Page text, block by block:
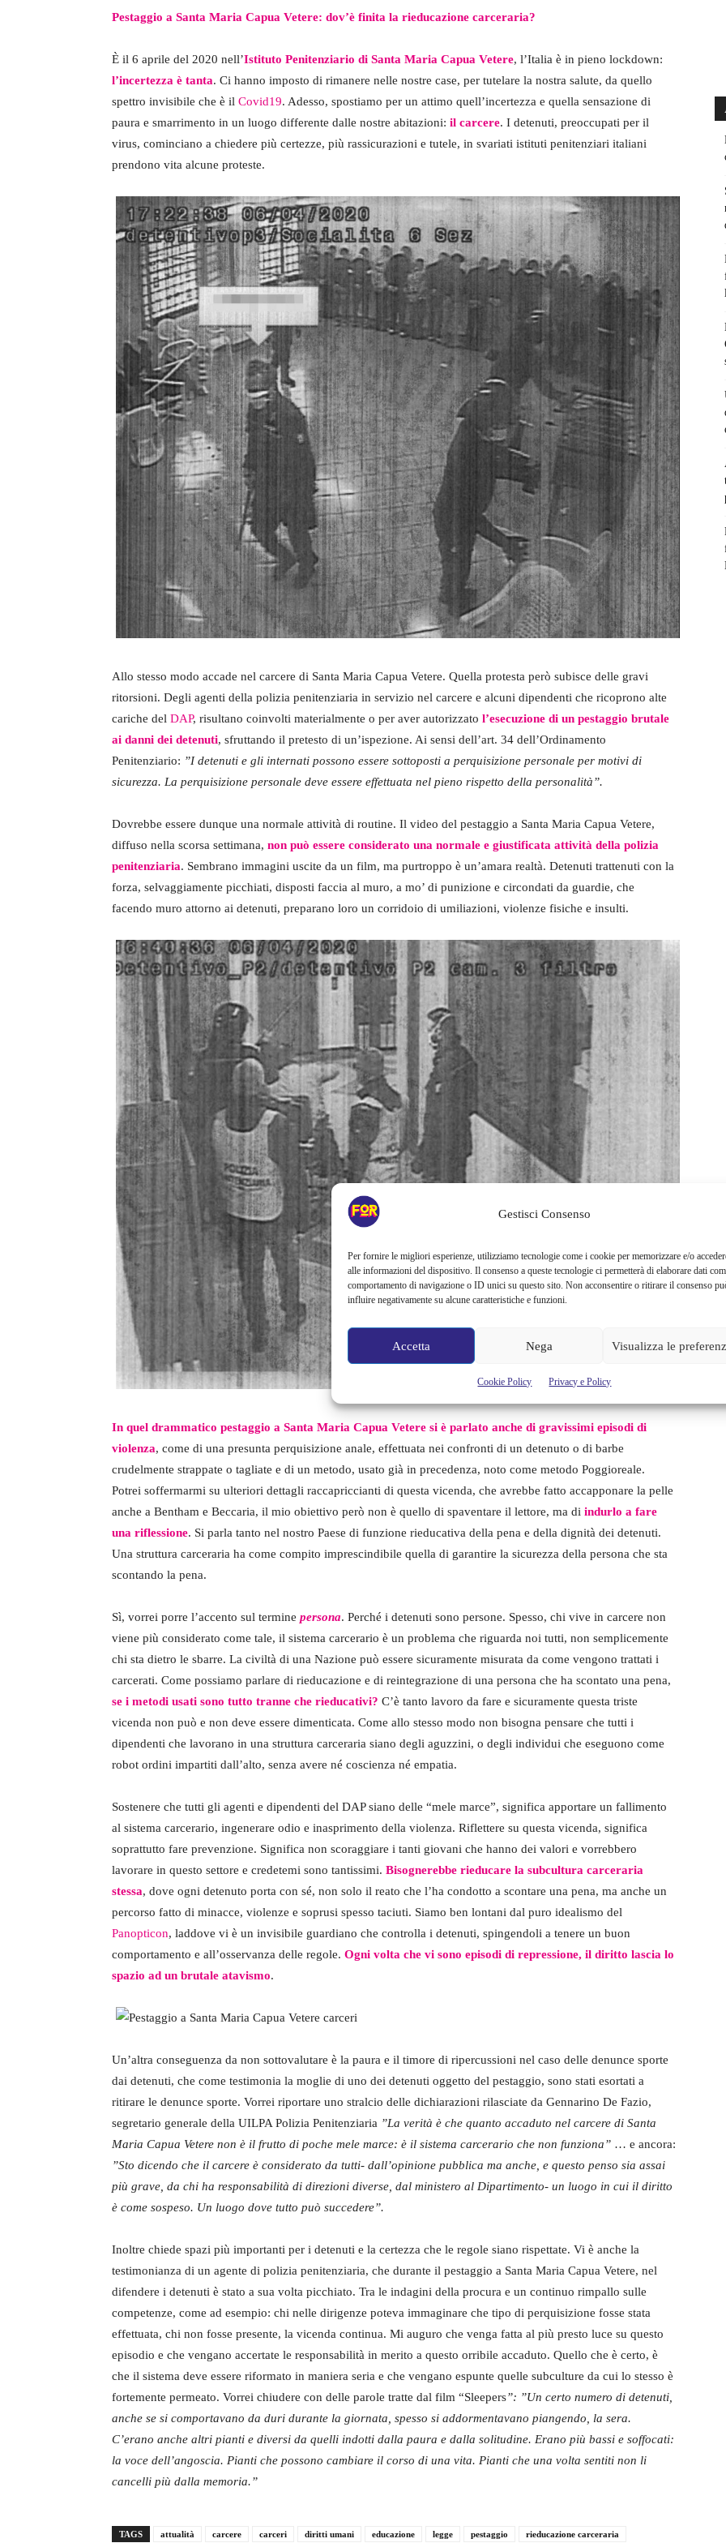
Gestisci Consenso
Per fornire le migliori esperienze, utilizziamo tecnologie come i cookie per memorizzare e/o
alle informazioni del dispositivo. Il consenso a queste tecnologie ci permetterà di elaborare dati
comportamento di navigazione o ID unici su questo sito. Non acconsentire o ritirare il consenso
influire negativamente su alcune caratteristiche e funzioni.
Accetta Nega Visualizza le
Cookie Policy Privacy e Policy
Pestaggio a Santa Maria Capua Vetere: dov’è finita la rieducazione carceraria?
È il 6 aprile del 2020 nell’Istituto Penitenziario di Santa Maria Capua Vetere, l’Italia è in pieno lockdown:
l’incertezza è tanta. Ci hanno imposto di rimanere nelle nostre case, per tutelare la nostra salute, da quello
spettro invisibile che è il Covid19. Adesso, spostiamo per un attimo quell’incertezza e quella sensazione di
paura e smarrimento in un luogo differente dalle nostre abitazioni: il carcere. I detenuti, preoccupati per il
virus, cominciano a chiedere più certezze, più rassicurazioni e tutele, in svariati istituti penitenziari italiani
prendono vita alcune proteste.
Allo stesso modo accade nel carcere di Santa Maria Capua Vetere. Quella protesta però subisce delle gravi
ritorsioni. Degli agenti della polizia penitenziaria in servizio nel carcere e alcuni dipendenti che ricoprono alte
cariche del DAP, risultano coinvolti materialmente o per aver autorizzato l’esecuzione di un pestaggio brutale
ai danni dei detenuti, sfruttando il pretesto di un’ispezione. Ai sensi dell’art. 34 dell’Ordinamento
Penitenziario: ”I detenuti e gli internati possono essere sottoposti a perquisizione personale per motivi di
sicurezza. La perquisizione personale deve essere effettuata nel pieno rispetto della personalità”.
Dovrebbe essere dunque una normale attività di routine. Il video del pestaggio a Santa Maria Capua Vetere,
diffuso nella scorsa settimana, non può essere considerato una normale e giustificata attività della polizia
penitenziaria. Sembrano immagini uscite da un film, ma purtroppo è un’amara realtà. Detenuti trattenuti con la
forza, selvaggiamente picchiati, disposti faccia al muro, a mo’ di punizione e circondati da guardie, che
facendo muro attorno ai detenuti, preparano loro un corridoio di umiliazioni, violenze fisiche e insulti.
In quel drammatico pestaggio a Santa Maria Capua Vetere si è parlato anche di gravissimi episodi di
violenza, come di una presunta perquisizione anale, effettuata nei confronti di un detenuto o di barbe
crudelmente strappate o tagliate e di un metodo, usato già in precedenza, noto come metodo Poggioreale.
Potrei soffermarmi su ulteriori dettagli raccapriccianti di questa vicenda, che avrebbe fatto accapponare la pelle
anche a Bentham e Beccaria, il mio obiettivo però non è quello di spaventare il lettore, ma di indurlo a fare
una riflessione. Si parla tanto nel nostro Paese di funzione rieducativa della pena e della dignità dei detenuti.
Una struttura carceraria ha come compito imprescindibile quella di garantire la sicurezza della persona che sta
scontando la pena.
Sì, vorrei porre l’accento sul termine persona. Perché i detenuti sono persone. Spesso, chi vive in carcere non
viene più considerato come tale, il sistema carcerario è un problema che riguarda noi tutti, non semplicemente
chi sta dietro le sbarre. La civiltà di una Nazione può essere sicuramente misurata da come vengono trattati i
carcerati. Come possiamo parlare di rieducazione e di reintegrazione di una persona che ha scontato una pena,
se i metodi usati sono tutto tranne che rieducativi? C’è tanto lavoro da fare e sicuramente questa triste
vicenda non può e non deve essere dimenticata. Come allo stesso modo non bisogna pensare che tutti i
dipendenti che lavorano in una struttura carceraria siano degli aguzzini, o degli individui che eseguono come
robot ordini impartiti dall’alto, senza avere né coscienza né empatia.
Sostenere che tutti gli agenti e dipendenti del DAP siano delle “mele marce”, significa apportare un fallimento
al sistema carcerario, ingenerare odio e inasprimento della violenza. Riflettere su questa vicenda, significa
soprattutto fare prevenzione. Significa non scoraggiare i tanti giovani che hanno dei valori e vorrebbero
lavorare in questo settore e credetemi sono tantissimi. Bisognerebbe rieducare la subcultura carceraria
stessa, dove ogni detenuto porta con sé, non solo il reato che l’ha condotto a scontare una pena, ma anche un
percorso fatto di minacce, violenze e soprusi spesso taciuti. Siamo ben lontani dal puro idealismo del
Panopticon, laddove vi è un invisibile guardiano che controlla i detenuti, spingendoli a tenere un buon
comportamento e all’osservanza delle regole. Ogni volta che vi sono episodi di repressione, il diritto lascia lo
spazio ad un brutale atavismo.
Un’altra conseguenza da non sottovalutare è la paura e il timore di ripercussioni nel caso delle denunce sporte
dai detenuti, che come testimonia la moglie di uno dei detenuti oggetto del pestaggio, sono stati esortati a
ritirare le denunce sporte. Vorrei riportare uno stralcio delle dichiarazioni rilasciate da Gennarino De Fazio,
segretario generale della UILPA Polizia Penitenziaria ”La verità è che quanto accaduto nel carcere di Santa
Maria Capua Vetere non è il frutto di poche mele marce: è il sistema carcerario che non funziona” … e ancora:
”Sto dicendo che il carcere è considerato da tutti- dall’opinione pubblica ma anche, e questo penso sia assai
più grave, da chi ha responsabilità di direzioni diverse, dal ministero al Dipartimento- un luogo in cui il diritto
è come sospeso. Un luogo dove tutto può succedere”.
Inoltre chiede spazi più importanti per i detenuti e la certezza che le regole siano rispettate. Vi è anche la
testimonianza di un agente di polizia penitenziaria, che durante il pestaggio a Santa Maria Capua Vetere, nel
difendere i detenuti è stato a sua volta picchiato. Tra le indagini della procura e un continuo rimpallo sulle
competenze, come ad esempio: chi nelle dirigenze poteva immaginare che tipo di perquisizione fosse stata
effettuata, chi non fosse presente, la vicenda continua. Mi auguro che venga fatta al più presto luce su questo
episodio e che vengano accertate le responsabilità in merito a questo orribile accaduto. Quello che è certo, è
che il sistema deve essere riformato in maniera seria e che vengano espunte quelle subculture da cui lo stesso è
fortemente permeato. Vorrei chiudere con delle parole tratte dal film “Sleepers”: ”Un certo numero di detenuti,
anche se si comportavano da duri durante la giornata, spesso si addormentavano piangendo, la sera.
C’erano anche altri pianti e diversi da quelli indotti dalla paura e dalla solitudine. Erano più bassi e soffocati:
la voce dell’angoscia. Pianti che possono cambiare il corso di una vita. Pianti che una volta sentiti non li
cancelli più dalla memoria.”
TAGS attualità carcere carceri diritti umani educazione legge pestaggio rieducazione carceraria